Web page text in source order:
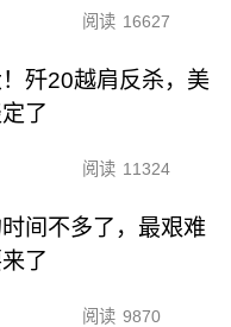
阅读 16627
歼20越肩反杀，美
了
阅读 11324
间不多了，最艰难
了
阅读 9870